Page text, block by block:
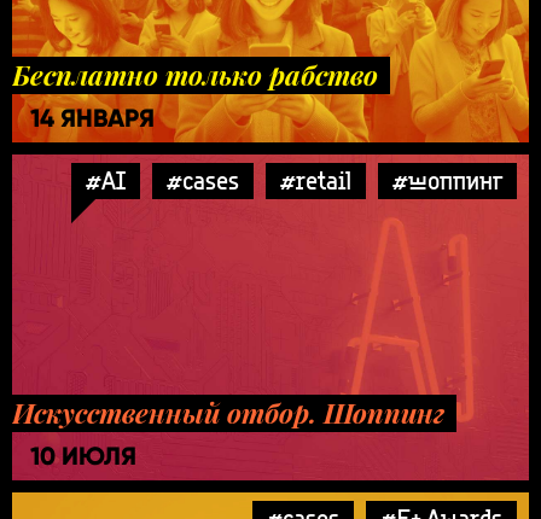
Бесплатно только рабство
14 ЯНВАРЯ
#AI #cases #retail #шоппинг
Искусственный отбор. Шоппинг
10 ИЮЛЯ